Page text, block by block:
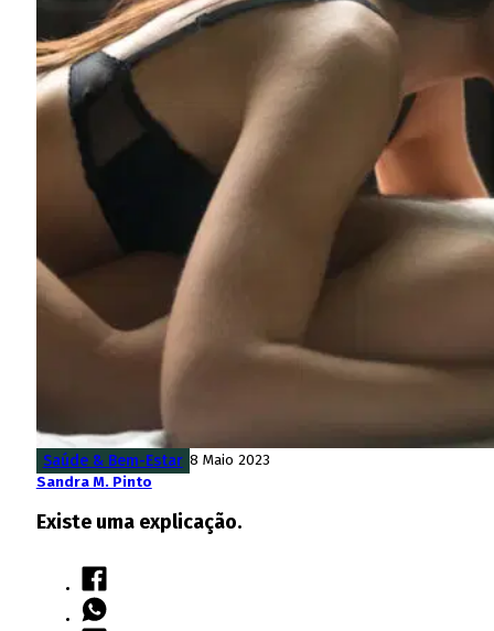
Saúde & Bem-Estar 8 Maio 2023
Sandra M. Pinto
Existe uma explicação.